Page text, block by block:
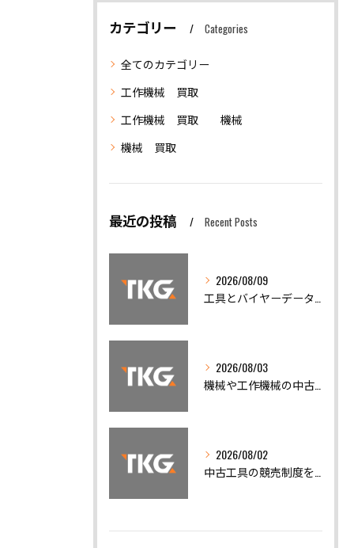
カテゴリー Categories
全てのカテゴリー
工作機械 買取
工作機械 買取 機械
機械 買取
最近の投稿 Recent Posts
2026/08/09
2026/08/03
2026/08/02